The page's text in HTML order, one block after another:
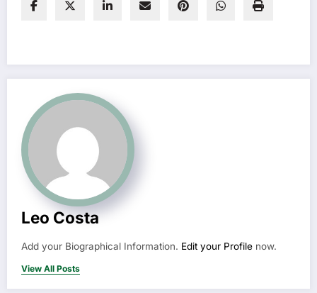
Leo Costa
Add your Biographical Information. Edit your Profile now.
View All Posts